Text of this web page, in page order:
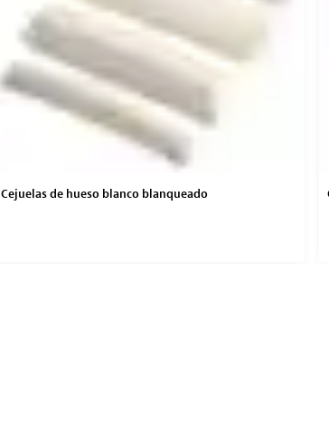
Cejuelas de hueso blanco blanqueado